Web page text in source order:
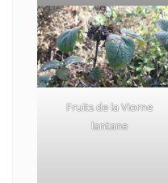
Fruits de la Viorne
lantane